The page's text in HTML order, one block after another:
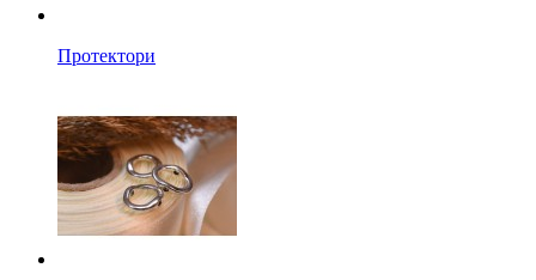
Протектори